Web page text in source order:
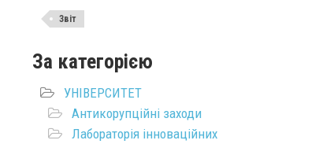
Звіт
За категорією
УНІВЕРСИТЕТ
Антикорупційні заходи
Лабораторія інноваційних